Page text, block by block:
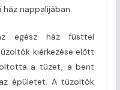
nappalijában.
egész ház füsttel
kiérkezése előtt
a tüzet, a bent
épületet. A tűzoltók